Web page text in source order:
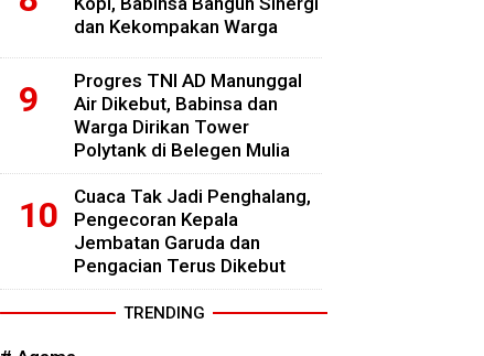
dan Kekompakan Warga
Progres TNI AD Manunggal
Air Dikebut, Babinsa dan
Warga Dirikan Tower
Polytank di Belegen Mulia
Cuaca Tak Jadi Penghalang,
Pengecoran Kepala
Jembatan Garuda dan
Pengacian Terus Dikebut
TRENDING